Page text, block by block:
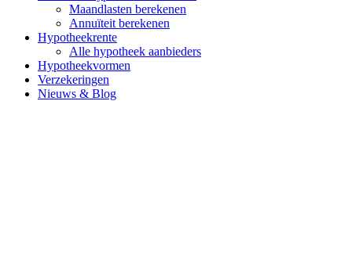
Maandlasten berekenen
Annuïteit berekenen
Hypotheekrente
Alle hypotheek aanbieders
Hypotheekvormen
Verzekeringen
Nieuws & Blog